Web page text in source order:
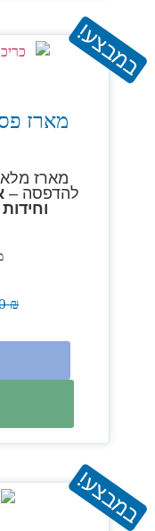
במבצע!
מארז
להדפסה –
₪
79.00
במבצע!